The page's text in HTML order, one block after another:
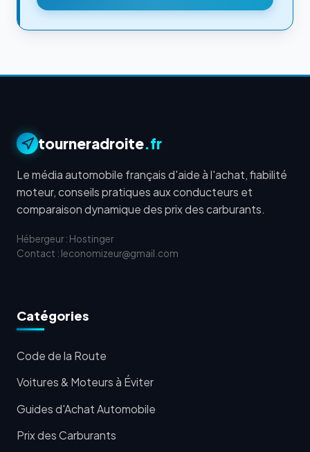
tourneradroite.fr
Le média automobile français d'aide à l'achat, fiabilité
moteur, conseils pratiques aux conducteurs et
comparaison dynamique des prix des carburants.
Hébergeur : Hostinger
Contact : leconomizeur@gmail.com
Catégories
Code de la Route
Voitures & Moteurs à Éviter
Guides d'Achat Automobile
Prix des Carburants